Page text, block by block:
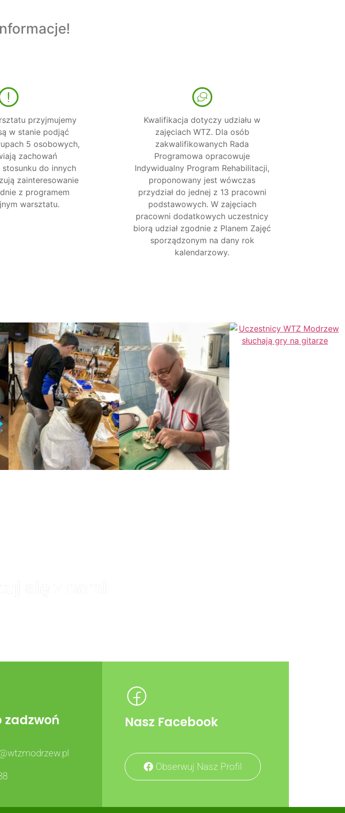
przyjmujemy
w stanie podjąć
5 osobowych,
zachowań
do innych
zainteresowanie
z programem
warsztatu.
Kwalifikacja dotyczy udziału w
zajęciach WTZ. Dla osób
zakwalifikowanych Rada
Programowa opracowuje
Indywidualny Program Rehabilitacji,
proponowany jest wówczas
przydział do jednej z 13 pracowni
podstawowych. W zajęciach
pracowni dodatkowych uczestnicy
biorą udział zgodnie z Planem Zajęć
sporządzonym na dany rok
kalendarzowy.
zadzwoń Nasz Facebook
Obserwuj Nasz Profil